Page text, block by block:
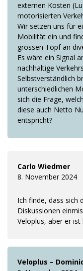
externen Kosten
motorisierten
Wir setzen uns für
Mobilität ein und
grossen Topf an
Es wäre ein Signal
nachhaltige
Selbstverständlich
unterschiedlichen
sich die Frage,
diese auch Netto
entspricht?
Carlo Wiedmer
8. November 2024
Ich finde, dass sich
Diskussionen
Veloplus, aber er
Veloplus –